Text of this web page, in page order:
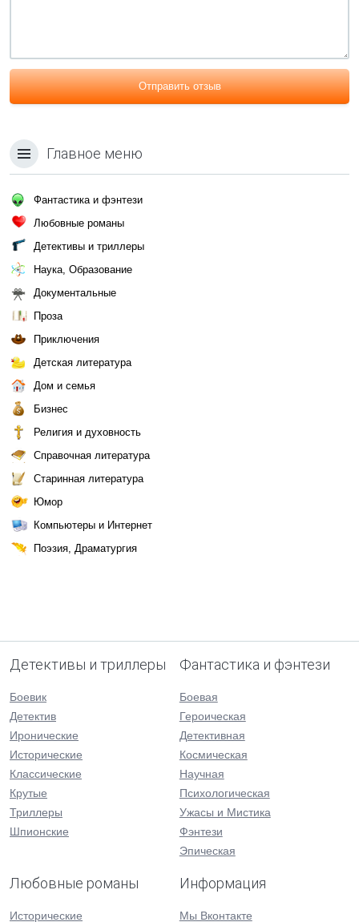
Отправить отзыв
Главное меню
Фантастика и фэнтези
Любовные романы
Детективы и триллеры
Наука, Образование
Документальные
Проза
Приключения
Детская литература
Дом и семья
Бизнес
Религия и духовность
Справочная литература
Старинная литература
Юмор
Компьютеры и Интернет
Поэзия, Драматургия
Детективы и триллеры
Боевик
Детектив
Иронические
Исторические
Классические
Крутые
Триллеры
Шпионские
Фантастика и фэнтези
Боевая
Героическая
Детективная
Космическая
Научная
Психологическая
Ужасы и Мистика
Фэнтези
Эпическая
Любовные романы
Исторические
Информация
Мы Вконтакте